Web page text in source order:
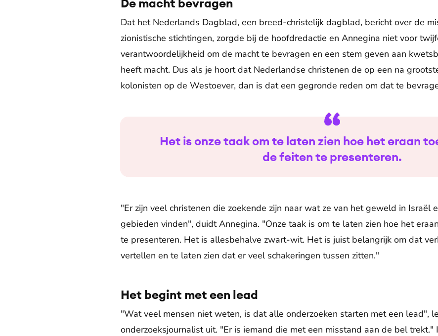
De macht bevragen
Dat het Nederlands Dagblad, een breed-christelijk dagblad, bericht over de
zionistische stichtingen, zorgde bij de hoofdredactie en Annegina niet voor
verantwoordelijkheid om de macht te bevragen en een stem geven aan
heeft macht. Dus als je hoort dat Nederlandse christenen de op een na
kolonisten op de Westoever, dan is dat een gegronde reden om dat te
Het is onze taak om te laten zien hoe het eraan
de feiten te presenteren.
"Er zijn veel christenen die zoekende zijn naar wat ze van het geweld in Israël
gebieden vinden", duidt Annegina. "Onze taak is om te laten zien hoe het
te presenteren. Het is allesbehalve zwart-wit. Het is juist belangrijk om dat
vertellen en te laten zien dat er veel schakeringen tussen zitten."
Het begint met een lead
"Wat veel mensen niet weten, is dat alle onderzoeken starten met een lead",
onderzoeksjournalist uit. "Er is iemand die met een misstand aan de bel